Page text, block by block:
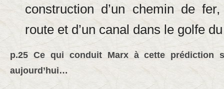
construction d’un chemin de fer,
route et d’un canal dans le golfe
p.25 Ce qui conduit Marx à cette prédiction
aujourd’hui…